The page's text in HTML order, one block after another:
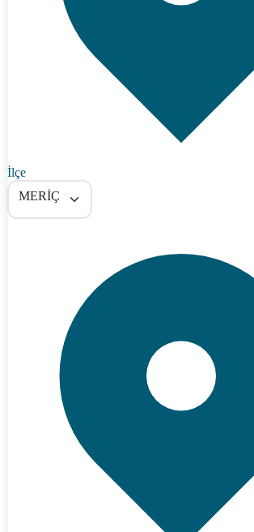
İlçe
MERİÇ